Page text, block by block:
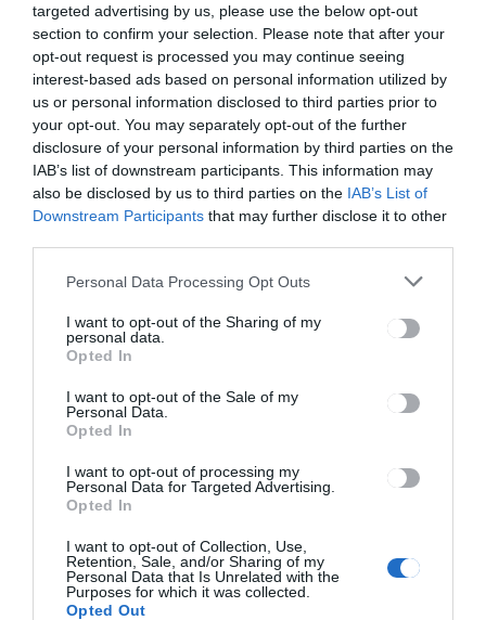
targeted advertising by us, please use the below opt-out
section to confirm your selection. Please note that after your
opt-out request is processed you may continue seeing
interest-based ads based on personal information utilized by
us or personal information disclosed to third parties prior to
your opt-out. You may separately opt-out of the further
disclosure of your personal information by third parties on the
IAB’s list of downstream participants. This information may
also be disclosed by us to third parties on the IAB’s List of
Downstream Participants that may further disclose it to other
Personal Data Processing Opt Outs
I want to opt-out of the Sharing of my
personal data.
Opted In
I want to opt-out of the Sale of my
Personal Data.
Opted In
I want to opt-out of processing my
Personal Data for Targeted Advertising.
Opted In
I want to opt-out of Collection, Use,
Retention, Sale, and/or Sharing of my
Personal Data that Is Unrelated with the
Purposes for which it was collected.
Opted Out
navigáció
Készülnek
az ünnepre
megyében
Ez is érdekelheti
Teátrum vezetője
HÍRLISTA
jelenleg terjedő
vírusvariánsokra kifejlesztett
vakcinát